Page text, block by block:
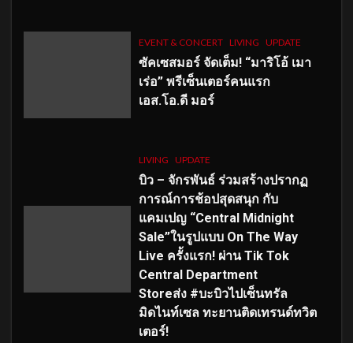
EVENT & CONCERT LIVING UPDATE
ซัคเซสมอร์ จัดเต็ม! “มาริโอ้ เมา
เร่อ” พรีเซ็นเตอร์คนแรก
เอส.โอ.ดี มอร์
LIVING UPDATE
บิว – จักรพันธ์ ร่วมสร้างปรากฏ
การณ์การช้อปสุดสนุก กับ
แคมเปญ “Central Midnight
Sale”ในรูปแบบ On The Way
Live ครั้งแรก! ผ่าน Tik Tok
Central Department
Storeส่ง #บะบิวไปเซ็นทรัล
มิดไนท์เซล ทะยานติดเทรนด์ทวิต
เตอร์!